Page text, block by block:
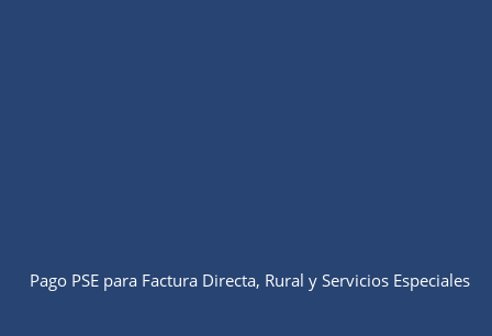
Pago PSE para Factura Directa, Rural y Servicios Especiales